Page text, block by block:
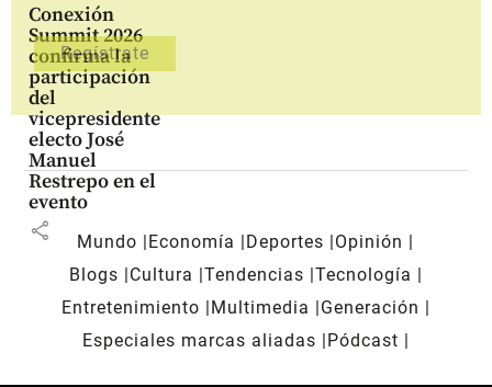
Conexión
Summit 2026
confirma la
participación
del
vicepresidente
electo José
Manuel
Restrepo en el
evento
share Mundo Economía Deportes
Opinión
Blogs
Cultura Tendencias Tecnología
Entretenimiento
Multimedia
Generación
Especiales marcas aliadas
Pódcast